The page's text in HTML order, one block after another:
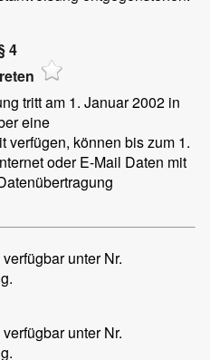
4
tritt am 1. Januar 2002 in
eine
verfügen, können bis zum 1.
oder E-Mail Daten mit
unter Nr.
unter Nr.